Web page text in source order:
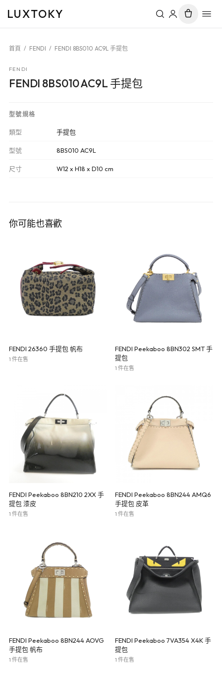
LUXTOKY
首頁 / FENDI / FENDI 8BS010 AC9L 手提包
FENDI
FENDI 8BS010 AC9L 手提包
型號規格
類型 手提包
型號 8BS010 AC9L
尺寸 W12 x H18 x D10 cm
你可能也喜歡
FENDI 26360 手提包 帆布
1 件在售
FENDI Peekaboo 8BN302 SMT 手
提包
1 件在售
FENDI Peekaboo 8BN210 2XX 手
提包 漆皮
1 件在售
FENDI Peekaboo 8BN244 AMQ6
手提包 皮革
1 件在售
FENDI Peekaboo 8BN244 AOVG
手提包 帆布
1 件在售
FENDI Peekaboo 7VA354 X4K 手
提包
1 件在售